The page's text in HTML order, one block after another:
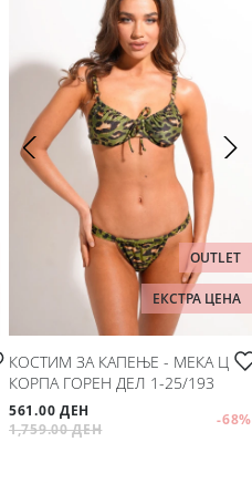
OUTLET
ЕКСТРА ЦЕНА
КОСТИМ ЗА КАПЕЊЕ - МЕКА Ц
КОРПА ГОРЕН ДЕЛ 1-25/193
561.00 ДЕН
1,759.00 ДЕН
-68%